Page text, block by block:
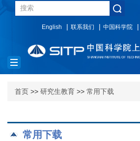
English 联系我们 中国科学院
Toggle
navigation
首页 >> 研究生教育 >> 常用下载
常用下载